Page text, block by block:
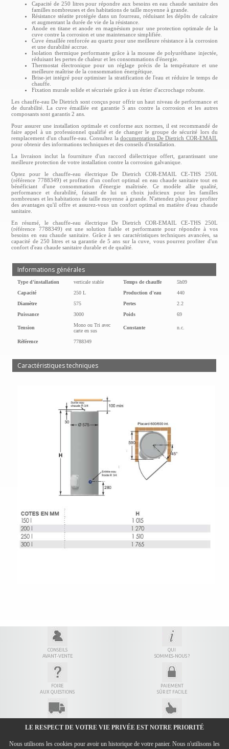
Capacité de 250 litres pour répondre aux besoins en eau chaude sanitaire des
familles nombreuses et des habitations de taille moyenne à grande.
Résistance stéatite protégée dans un fourreau, réduisant les dépôts de calcaire
et augmentant la durée de vie de la résistance.
Anode en titane et anode en magnésium pour une protection optimale de la
cuve contre la corrosion et une maintenance simplifiée.
Cuve émaillée renforcée au quartz pour une meilleure résistance à la corrosion
et une durabilité accrue.
Isolation thermique performante grâce à la mousse de polyuréthane injectée,
réduisant les pertes de chaleur et les consommations d'énergie.
Thermostat électronique pour un réglage précis de la température et une
meilleure maîtrise de la consommation énergétique.
Brise-jet intégré pour optimiser la stratification de l'eau et réduire le temps de
chauffe.
Fixation murale solide et sécurisée grâce à un étrier d'accrochage robuste.
Les chauffe-eau De Dietrich sont conçus pour offrir un haut niveau de performance et
de durabilité. La cuve émaillée est garantie 5 ans contre la corrosion et les autres
composants sont garantis 2 ans.
Pour assurer une installation optimale et conforme aux normes, il est recommandé de
faire appel à un professionnel qualifié et de changer le groupe de sécurité lors du
remplacement d'un chauffe-eau. Consultez la documentation De Dietrich COR-EMAIL
pour obtenir des informations techniques et des conseils d'installation.
La livraison inclut la fourniture d'un raccord diélectrique offert, garantissant une
meilleure protection de votre installation contre la corrosion galvanique.
Optez pour le chauffe-eau électrique De Dietrich COR-EMAIL CE-THS 250L
(référence 7788349) et profitez d'un confort optimal en eau chaude sanitaire tout en
bénéficiant d'une consommation d'énergie maîtrisée. Ce modèle allie qualité,
performance et durabilité, faisant de lui un choix judicieux pour les familles
nombreuses et les habitations de taille moyenne à grande. N'attendez plus pour profiter
des avantages qu'il offre et assurez-vous un confort optimal en matière d'eau chaude
sanitaire.
En résumé, le chauffe-eau électrique De Dietrich COR-EMAIL CE-THS 250L
(référence 7788349) est une solution fiable et performante pour répondre à vos
besoins en eau chaude sanitaire. Grâce à ses caractéristiques techniques avancées, sa
capacité de 250 litres et sa garantie de 5 ans sur la cuve, vous pourrez profiter d'un
confort d'eau chaude sanitaire durable et de qualité.
Informations générales
Type d'installation verticale stable Temps de chauffe
5h09
Capacité
250 L Production d'eau
440
Diamètre
575 Pertes
2.2
Puissance
3000 Poids 69
Tension
Mono ou Tri avec
carte en sus
Constante n.c.
Référence 7788349
Caractéristiques techniques
CONSEILS
AVANT-VENTE
QUI
SOMMES-NOUS ?
FOIRE
AUX QUESTIONS
PAIEMENT
SÛR ET FACILE
EN 24H
POUR ÊTRE SÛR
CONDITIONS GÉNÉRALES DE VENTE
LE RESPECT DE VOTRE VIE PRIVÉE EST NOTRE PRIORITÉ
Nous utilisons les cookies pour avoir un historique de votre panier. Nous n'utilisons les